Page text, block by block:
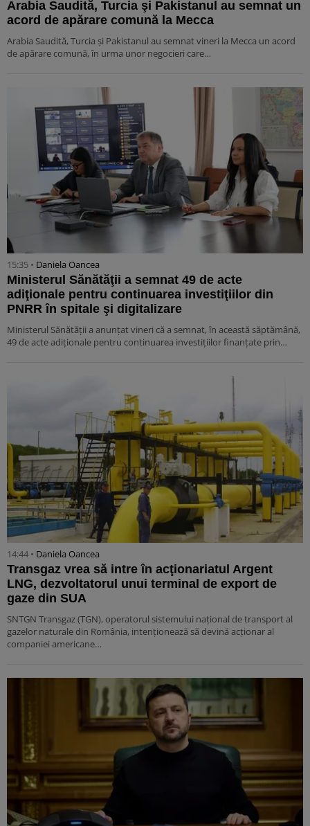
Arabia Saudită, Turcia şi Pakistanul au semnat un
acord de apărare comună la Mecca
Arabia Saudită, Turcia şi Pakistanul au semnat vineri la Mecca un acord
de apărare comună, în urma unor negocieri care…
15:35 • Daniela Oancea
Ministerul Sănătăţii a semnat 49 de acte
adiţionale pentru continuarea investiţiilor din
PNRR în spitale şi digitalizare
Ministerul Sănătăţii a anunţat vineri că a semnat, în această săptămână,
49 de acte adiţionale pentru continuarea investiţiilor finanţate prin…
14:44 • Daniela Oancea
Transgaz vrea să intre în acţionariatul Argent
LNG, dezvoltatorul unui terminal de export de
gaze din SUA
SNTGN Transgaz (TGN), operatorul sistemului naţional de transport al
gazelor naturale din România, intenţionează să devină acţionar al
companiei americane…